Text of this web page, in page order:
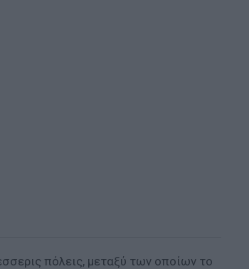
πόλεις, μεταξύ των οποίων το